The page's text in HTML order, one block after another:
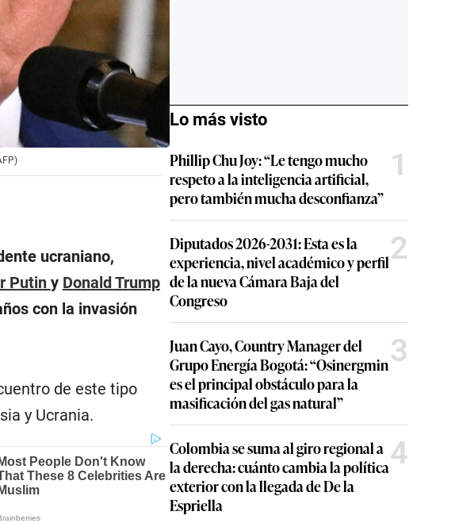
ucraniano,
Putin y Donald Trump
con la invasión
de este tipo
y Ucrania.
Lo más visto
Phillip Chu Joy: “Le tengo mucho
respeto a la inteligencia artificial,
pero también mucha desconfianza”
1
Diputados 2026-2031: Esta es la
experiencia, nivel académico y perfil
de la nueva Cámara Baja del
Congreso
2
Juan Cayo, Country Manager del
Grupo Energía Bogotá: “Osinergmin
es el principal obstáculo para la
masificación del gas natural”
3
Colombia se suma al giro regional a
la derecha: cuánto cambia la política
exterior con la llegada de De la
Espriella
4